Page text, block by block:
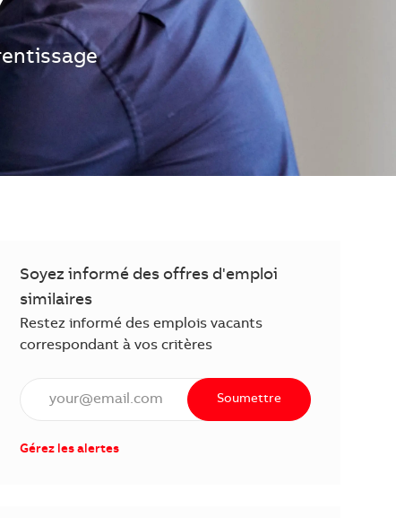
Soyez informé des offres d'emploi
similaires
Restez informé des emplois vacants
correspondant à vos critères
Saisissez l'adresse électronique (obligatoire)
Soumettre
Gérez les alertes